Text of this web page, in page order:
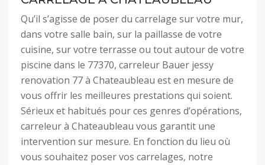
Qu’il s’agisse de poser du carrelage sur votre mur,
dans votre salle bain, sur la paillasse de votre
cuisine, sur votre terrasse ou tout autour de votre
piscine dans le 77370, carreleur Bauer jessy
renovation 77 à Chateaubleau est en mesure de
vous offrir les meilleures prestations qui soient.
Sérieux et habitués pour ces genres d’opérations,
carreleur à Chateaubleau vous garantit une
intervention sur mesure. En fonction du lieu où
vous souhaitez poser vos carrelages, notre